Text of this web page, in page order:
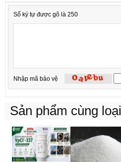
Số ký tự được gõ là 250
Nhập mã bảo vệ
Sản phẩm cùng loại